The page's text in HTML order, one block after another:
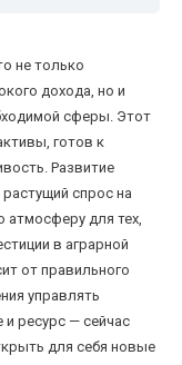
не только
дохода, но и
сферы. Этот
готов к
Развитие
спрос на
атмосферу для тех,
в аграрной
от правильного
управлять
и ресурс — сейчас
для себя новые